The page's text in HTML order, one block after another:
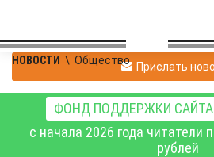
НОВОСТИ \ Общество Прислать
ФОНД ПОДДЕРЖКИ САЙТА
с начала 2026 года читатели
рублей